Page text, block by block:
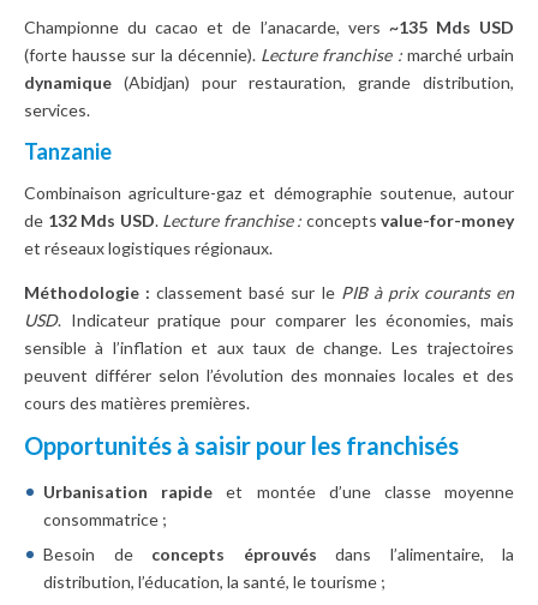
Championne du cacao et de l’anacarde, vers ~135 Mds USD
(forte hausse sur la décennie). Lecture franchise :marché urbain
dynamique (Abidjan) pour restauration, grande distribution,
services.
Tanzanie
Combinaison agriculture-gaz et démographie soutenue, autour
de 132 Mds USD. Lecture franchise : concepts value-for-money
et réseaux logistiques régionaux.
Méthodologie : classement basé sur le PIB à prix courants en
USD. Indicateur pratique pour comparer les économies, mais
sensible à l’inflation et aux taux de change. Les trajectoires
peuvent différer selon l’évolution des monnaies locales et des
cours des matières premières.
Opportunités à saisir pour les franchisés
Urbanisation rapide et montée d’une classe moyenne
consommatrice ;
Besoin de concepts éprouvés dans l’alimentaire, la
distribution, l’éducation, la santé, le tourisme ;